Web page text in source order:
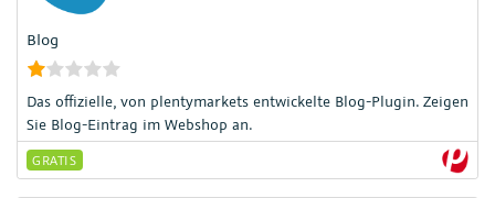
Blog
Das offizielle, von plentymarkets entwickelte Blog-Plugin. Zeigen
Sie Blog-Eintrag im Webshop an.
GRATIS